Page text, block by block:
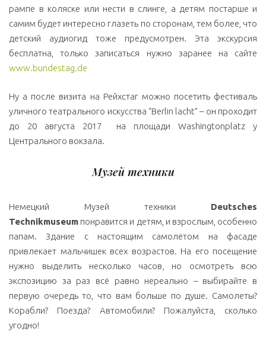
рампе в коляске или нести в слинге, а детям постарше и
самим будет интересно глазеть по сторонам, тем более, что
детский аудиогид тоже предусмотрен. Эта экскурсия
бесплатна, только записаться нужно заранее на сайте
www.bundestag.de
Ну а после визита на Рейхстаг можно посетить фестиваль
уличного театрального искусства “Berlin lacht” – он проходит
до 20 августа 2017 на площади Washingtonplatz у
Центрального вокзала.
Музей техники
Немецкий Музей техники Deutsches
Technikmuseum понравится и детям, и взрослым, особенно
папам. Здание с настоящим самолётом на фасаде
привлекает мальчишек всех возрастов. На его посещение
нужно выделить несколько часов, но осмотреть всю
экспозицию за раз всё равно нереально – выбирайте в
первую очередь то, что вам больше по душе. Самолеты?
Корабли? Поезда? Автомобили? Пожалуйста, сколько
угодно!